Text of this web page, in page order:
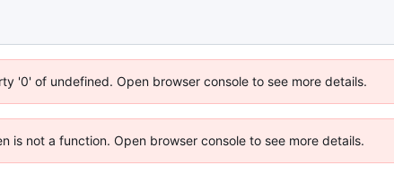
'0' of undefined. Open browser console to see more details.
is not a function. Open browser console to see more details.